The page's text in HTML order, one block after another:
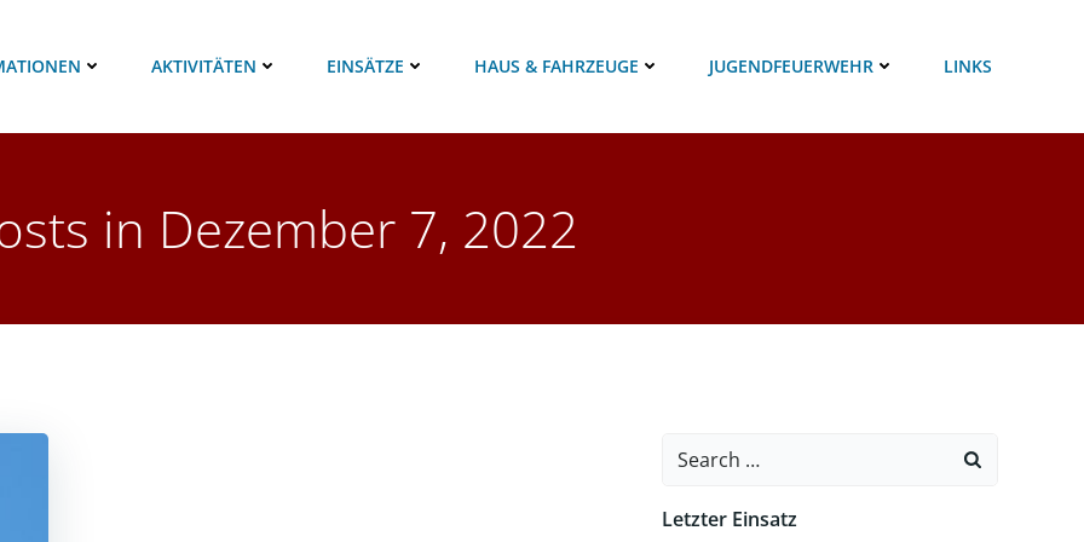
AKTIVITÄTEN EINSÄTZE HAUS & FAHRZEUGE JUGENDFEUERWEHR LINKS
in Dezember 7, 2022
Search
Letzter Einsatz